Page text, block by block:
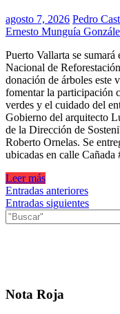
agosto 7, 2026 Pedro
Ernesto Munguía
Puerto Vallarta se sumará
Nacional de
donación de árboles este
fomentar la participación
verdes y el cuidado del
Gobierno del arquitecto
de la Dirección de
Roberto Ornelas. Se
ubicadas en calle
Leer más
Navegación
de
entradas
Entradas anteriores
Entradas siguientes
Nota Roja